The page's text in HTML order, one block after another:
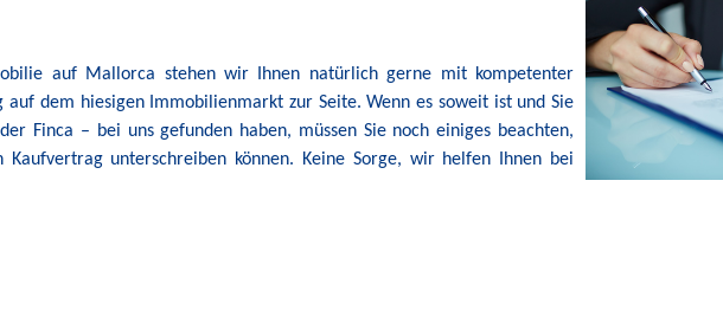
auf Mallorca stehen wir Ihnen natürlich gerne mit kompetenter
dem hiesigen Immobilienmarkt zur Seite. Wenn es soweit ist und Sie
Finca – bei uns gefunden haben, müssen Sie noch einiges beachten,
unterschreiben können. Keine Sorge, wir helfen Ihnen bei